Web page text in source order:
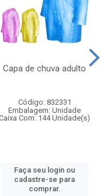
Capa de chuva adulto
Código: 832331
Embalagem: Unidade
Com: 144 Unidade(s)
Faça seu login ou
cadastre-se para
comprar.